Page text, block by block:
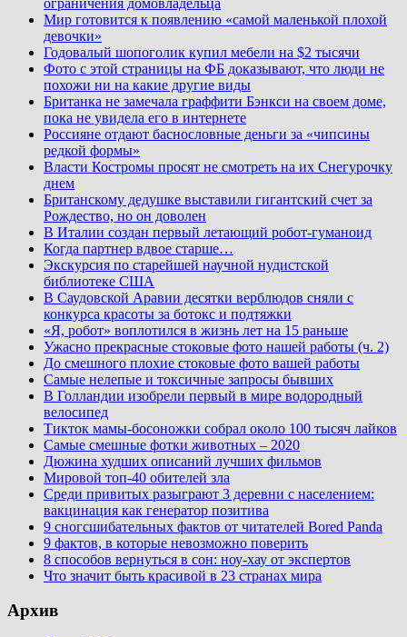
Мир готовится к появлению «самой маленькой плохой
девочки»
Годовалый шопоголик купил мебели на $2 тысячи
Фото с этой страницы на ФБ доказывают, что люди не
похожи ни на какие другие виды
Британка не замечала граффити Бэнкси на своем доме,
пока не увидела его в интернете
Россияне отдают баснословные деньги за «чипсины
редкой формы»
Власти Костромы просят не смотреть на их Снегурочку
днем
Британскому дедушке выставили гигантский счет за
Рождество, но он доволен
В Италии создан первый летающий робот-гуманоид
Когда партнер вдвое старше…
Экскурсия по старейшей научной нудистской
библиотеке США
В Саудовской Аравии десятки верблюдов сняли с
конкурса красоты за ботокс и подтяжки
«Я, робот» воплотился в жизнь лет на 15 раньше
Ужасно прекрасные стоковые фото нашей работы (ч. 2)
До смешного плохие стоковые фото вашей работы
Самые нелепые и токсичные запросы бывших
В Голландии изобрели первый в мире водородный
велосипед
Тикток мамы-босоножки собрал около 100 тысяч лайков
Самые смешные фотки животных – 2020
Дюжина худших описаний лучших фильмов
Мировой топ-40 обителей зла
Среди привитых разыграют 3 деревни с населением:
вакцинация как генератор позитива
9 сногсшибательных фактов от читателей Bored Panda
9 фактов, в которые невозможно поверить
8 способов вернуться в сон: ноу-хау от экспертов
Что значит быть красивой в 23 странах мира
Архив